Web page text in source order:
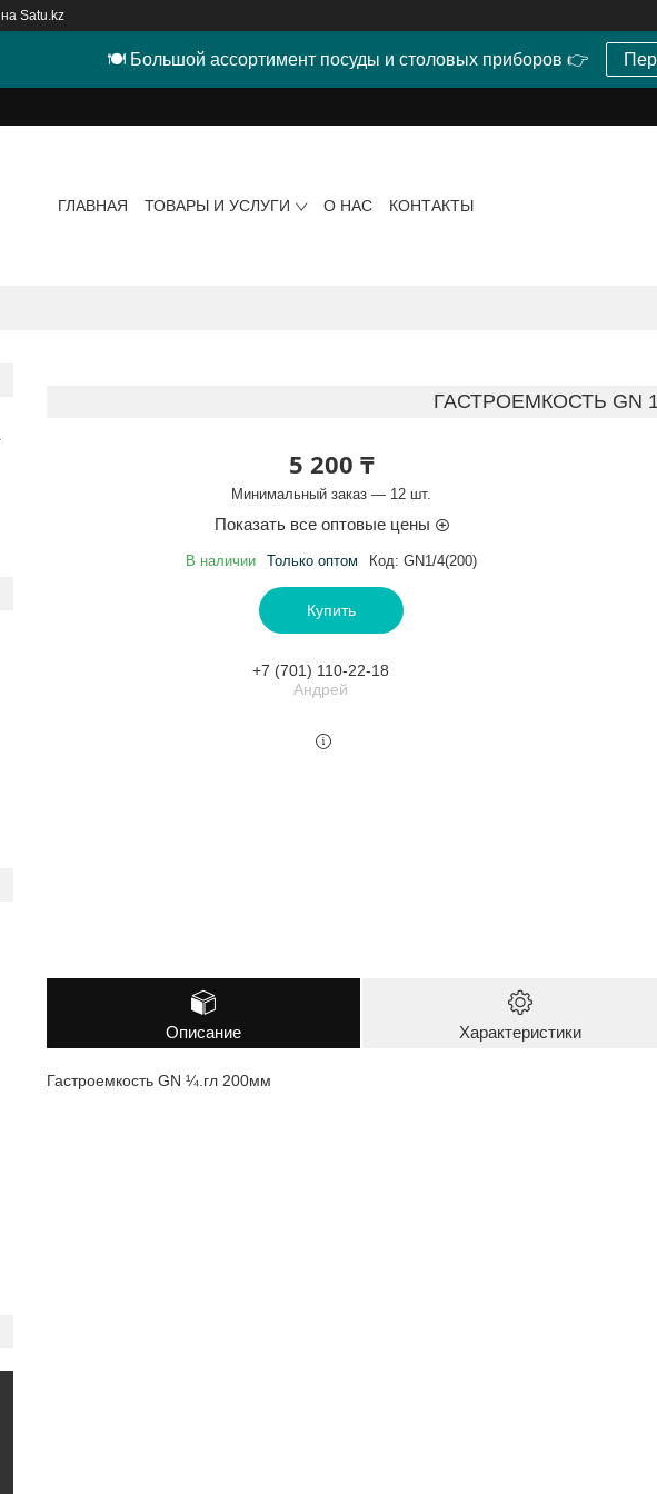
на Satu.kz
🍽 Большой ассортимент посуды и столовых приборов 👉
ГЛАВНАЯ ТОВАРЫ И УСЛУГИ О НАС КОНТАКТЫ
ГАСТРОЕМКОСТЬ GN
5 200 ₸
Минимальный заказ — 12 шт.
Показать все оптовые цены
В наличии Только оптом Код: GN1/4(200)
Купить
+7 (701) 110-22-18
Андрей
Описание Характеристики
Гастроемкость GN ¼.гл 200мм